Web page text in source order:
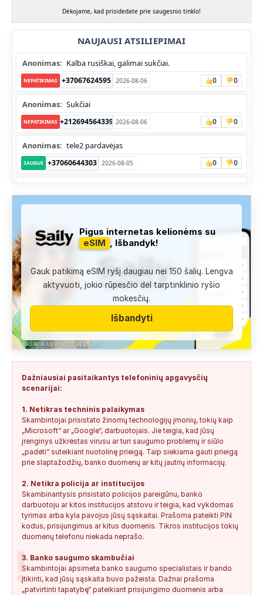
Dėkojame, kad prisidedate prie saugesnio tinklo!
NAUJAUSI ATSILIEPIMAI
Anonimas: Kalba rusiškai, galimai sukčiai.
NEPATIKIMAS +37067624595 2026-08-06 0 0
Anonimas: Sukčiai
NEPATIKIMAS +212694564339 2026-08-06 0 0
Anonimas: tele2 pardavėjas
SAUGUS +37060644303 2026-08-05 0 0
NEPATIKIMAS +37052041945 2026-08-05 0 0
Administracija: Užfiksuota, kad apie šį numerį buvo rašoma
daug teigiamų komentarų...
Anonimas:
Labai gera pagalbininke, konsultavausi ne karta
del teises mokslu
SAUGUS +37060763626 2026-08-04 2
Anonimas: Paskambino kažkokia [vardas paslėptas] ir siūlo
susipažint. Skamba kaip dirbtinio...
Jonas: Vivus.lt
Anonimas: Gauta SMS žinutė: " Moters neturi?
NEPATIKIMAS +37060388940 2026-08-02 0
Keista: Sukčių stacionaraus telefono numeris tiesiog Vilniaus
+37052041945 2026-08-01
KASPASKAMBINO.LT RĖMĖJAS
Pigus internetas kelionėms su
eSIM , Išbandyk!
Gauk patikimą eSIM ryšį daugiau nei 150 šalių. Lengva
aktyvuoti, jokio rūpesčio dėl tarptinklinio ryšio
mokesčių.
Išbandyti
!
Dažniausiai pasitaikantys telefoninių apgavysčių
scenarijai:
1. Netikras techninis palaikymas
Skambintojai prisistato žinomų technologijų įmonių, tokių kaip
„Microsoft“ ar „Google“, darbuotojais. Jie teigia, kad jūsų
įrenginys užkrėstas virusu ar turi saugumo problemų ir siūlo
„padėti“ suteikiant nuotolinę prieigą. Taip siekiama gauti prieigą
prie slaptažodžių, banko duomenų ar kitų jautrių informacijų.
2. Netikra policija ar institucijos
Skambinantysis prisistato policijos pareigūnu, banko
darbuotoju ar kitos institucijos atstovu ir teigia, kad vykdomas
tyrimas arba kyla pavojus jūsų sąskaitai. Prašoma pateikti PIN
kodus, prisijungimus ar kitus duomenis. Tikros institucijos tokių
duomenų telefonu niekada neprašo.
3. Banko saugumo skambučiai
Skambintojai apsimeta banko saugumo specialistais ir bando
įtikinti, kad jūsų sąskaita buvo pažeista. Dažnai prašoma
„patvirtinti tapatybę“ pateikiant prisijungimo duomenis arba